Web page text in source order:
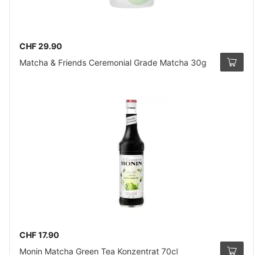
CHF 29.90
Matcha & Friends Ceremonial Grade Matcha 30g
CHF 17.90
Monin Matcha Green Tea Konzentrat 70cl